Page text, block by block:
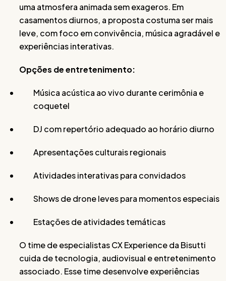
uma atmosfera animada sem exageros. Em
casamentos diurnos, a proposta costuma ser mais
leve, com foco em convivência, música agradável e
experiências interativas.
Opções de entretenimento:
Música acústica ao vivo durante cerimônia e
coquetel
DJ com repertório adequado ao horário diurno
Apresentações culturais regionais
Atividades interativas para convidados
Shows de drone leves para momentos especiais
Estações de atividades temáticas
O time de especialistas CX Experience da Bisutti
cuida de tecnologia, audiovisual e entretenimento
associado. Esse time desenvolve experiências